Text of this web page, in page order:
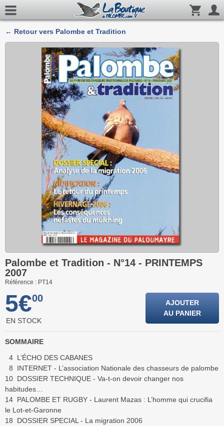
← Retour vers Palombe et Tradition
Palombe et Tradition - N°14 - PRINTEMPS
2007
Référence : PT14
5€00
EN STOCK
AJOUTER
AU PANIER
SOMMAIRE
4 L’ÉCHO DES CABANES
8 INTERNET - L’association Nationale des chasseurs de palombe
10 DOSSIER TECHNIQUE - Va-t-on devoir changer nos
habitudes…
14 PALOMBE ET RUGBY - Laurent Mazas : L’homme qui crucifia
le Lot-et-Garonne
18 DOSSIER SPECIAL - La migration 2006